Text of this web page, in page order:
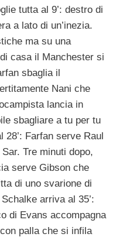
tutta al 9’: destro di
a lato di un’inezia.
ma su una
casa il Manchester si
sbaglia il
Nani che
lancia in
sbagliare a tu per tu
28’: Farfan serve Raul
Tre minuti dopo,
serve Gibson che
di uno svarione di
arriva al 35’:
di Evans accompagna
palla che si infila